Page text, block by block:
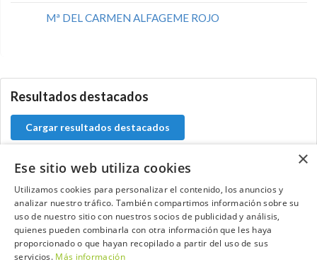
Mª DEL CARMEN ALFAGEME ROJO
Resultados destacados
Cargar resultados destacados
Contacta con el equipo de NextCaddy
Opina Contacta
×
Ese sitio web utiliza cookies
Utilizamos cookies para personalizar el contenido, los anuncios y
analizar nuestro tráfico. También compartimos información sobre su
uso de nuestro sitio con nuestros socios de publicidad y análisis,
quienes pueden combinarla con otra información que les haya
proporcionado o que hayan recopilado a partir del uso de sus
servicios. Más información